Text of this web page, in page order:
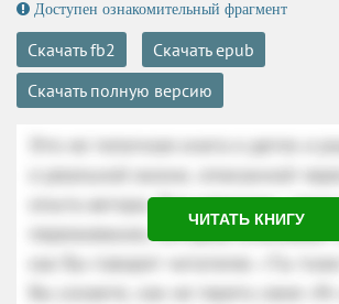
Доступен ознакомительный фрагмент
Скачать fb2
Скачать epub
Скачать полную версию
ЧИТАТЬ КНИГУ